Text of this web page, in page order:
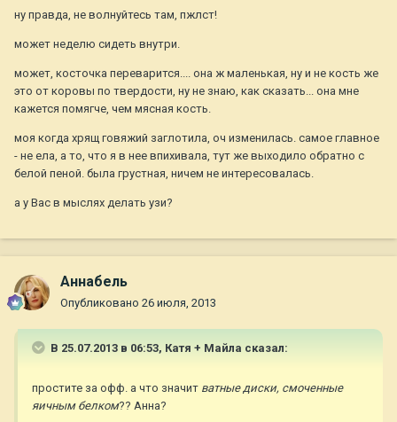
ну правда, не волнуйтесь там, пжлст!
может неделю сидеть внутри.
может, косточка переварится.... она ж маленькая, ну и не кость же
это от коровы по твердости, ну не знаю, как сказать... она мне
кажется помягче, чем мясная кость.
моя когда хрящ говяжий заглотила, оч изменилась. самое главное
- не ела, а то, что я в нее впихивала, тут же выходило обратно с
белой пеной. была грустная, ничем не интересовалась.
а у Вас в мыслях делать узи?
Aннaбель
Опубликовано 26 июля, 2013
В 25.07.2013 в 06:53, Катя + Майла сказал:
простите за офф. а что значит ватные диски, смоченные
яичным белком?? Анна?